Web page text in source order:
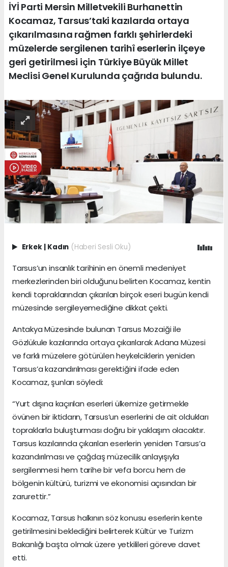
İYİ Parti Mersin Milletvekili Burhanettin
Kocamaz, Tarsus’taki kazılarda ortaya
çıkarılmasına rağmen farklı şehirlerdeki
müzelerde sergilenen tarihî eserlerin ilçeye
geri getirilmesi için Türkiye Büyük Millet
Meclisi Genel Kurulunda çağrıda bulundu.
Erkek | Kadın (Haberi Sesli Oku)
Tarsus’un insanlık tarihinin en önemli medeniyet
merkezlerinden biri olduğunu belirten Kocamaz, kentin
kendi topraklarından çıkarılan birçok eseri bugün kendi
müzesinde sergileyemediğine dikkat çekti.
Antakya Müzesinde bulunan Tarsus Mozaiği ile
Gözlükule kazılarında ortaya çıkarılarak Adana Müzesi
ve farklı müzelere götürülen heykelciklerin yeniden
Tarsus’a kazandırılması gerektiğini ifade eden
Kocamaz, şunları söyledi:
“Yurt dışına kaçırılan eserleri ülkemize getirmekle
övünen bir iktidarın, Tarsus’un eserlerini de ait oldukları
topraklarla buluşturması doğru bir yaklaşım olacaktır.
Tarsus kazılarında çıkarılan eserlerin yeniden Tarsus’a
kazandırılması ve çağdaş müzecilik anlayışıyla
sergilenmesi hem tarihe bir vefa borcu hem de
bölgenin kültürü, turizmi ve ekonomisi açısından bir
zarurettir.”
Kocamaz, Tarsus halkının söz konusu eserlerin kente
getirilmesini beklediğini belirterek Kültür ve Turizm
Bakanlığı başta olmak üzere yetkilileri göreve davet
etti.